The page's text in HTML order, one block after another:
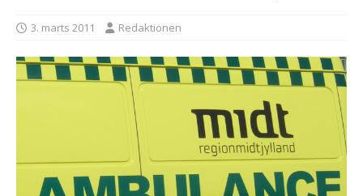
3. marts 2011 Redaktionen